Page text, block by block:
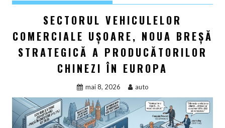
SECTORUL VEHICULELOR
COMERCIALE UȘOARE, NOUA BREȘĂ
STRATEGICĂ A PRODUCĂTORILOR
CHINEZI ÎN EUROPA
mai 8, 2026 auto